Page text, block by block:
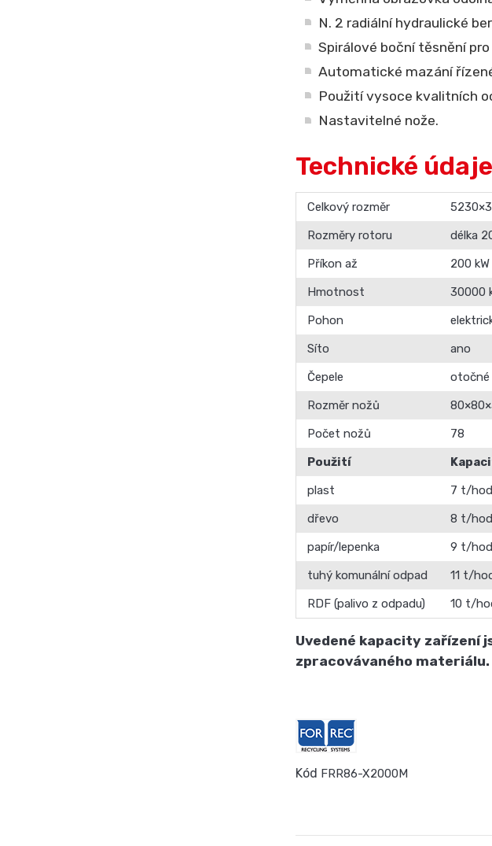
N. 2 radiální hydraulické
Spirálové boční těsnění
Automatické mazání
Použití vysoce kvalitních
Nastavitelné nože.
Technické údaje
Celkový rozměr
Rozměry rotoru
délka
Příkon až
200 kW
Hmotnost
30000
Pohon
Síto
ano
Čepele
otočné
Rozměr nožů
Počet nožů
78
Použití
plast
7 t/hod
dřevo
8 t/hod
papír/lepenka
9 t/hod
tuhý komunální odpad
11 t/
RDF (palivo z odpadu)
10 t/
Uvedené kapacity zařízení
zpracovávaného materiálu.
Kód FRR86-X2000M